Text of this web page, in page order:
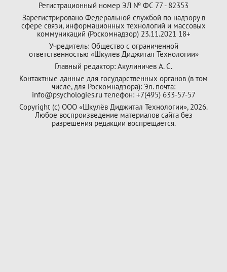
Регистрационный номер ЭЛ № ФС 77 - 82353
Зарегистрировано Федеральной службой по надзору в
сфере связи, информационных технологий и массовых
коммуникаций (Роскомнадзор) 23.11.2021 18+
Учредитель: Общество с ограниченной
ответственностью «Шкулёв Диджитал Технологии»
Главный редактор: Акулиничев А. С.
Контактные данные для государственных органов (в том
числе, для Роскомнадзора): Эл. почта:
info@psychologies.ru телефон: +7(495) 633-57-57
Copyright (с) ООО «Шкулёв Диджитал Технологии», 2026.
Любое воспроизведение материалов сайта без
разрешения редакции воспрещается.